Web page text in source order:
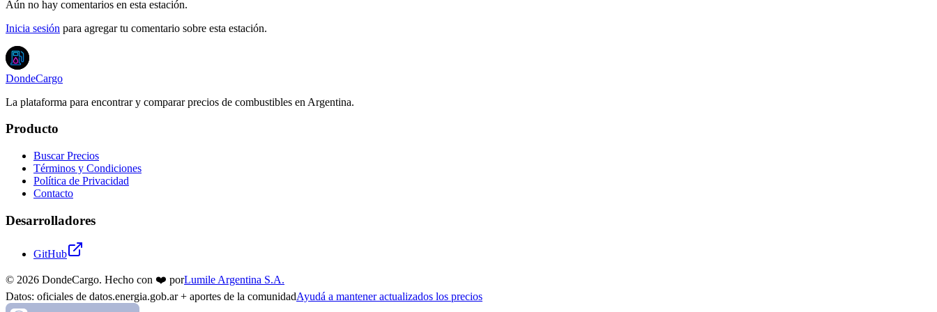
Aún no hay comentarios en esta estación.
Inicia sesión para agregar tu comentario sobre esta estación.
DondeCargo
La plataforma para encontrar y comparar precios de combustibles en Argentina.
Producto
Buscar Precios
Términos y Condiciones
Política de Privacidad
Contacto
Desarrolladores
GitHub
© 2026 DondeCargo. Hecho con ❤️ porLumile Argentina S.A.
Datos: oficiales de datos.energia.gob.ar + aportes de la comunidadAyudá a mantener actualizados los precios